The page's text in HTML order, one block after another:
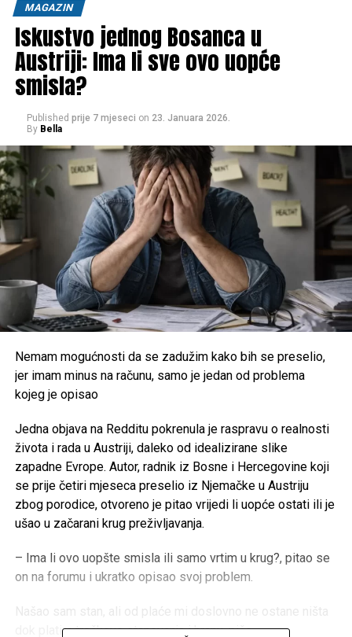
MAGAZIN
Iskustvo jednog Bosanca u
Austriji: Ima li sve ovo uopće
smisla?
Published prije 7 mjeseci on 23. Januara 2026.
By Bella
Nemam mogućnosti da se zadužim kako bih se preselio,
jer imam minus na računu, samo je jedan od problema
kojeg je opisao
Jedna objava na Redditu pokrenula je raspravu o realnosti
života i rada u Austriji, daleko od idealizirane slike
zapadne Evrope. Autor, radnik iz Bosne i Hercegovine koji
se prije četiri mjeseca preselio iz Njemačke u Austriju
zbog porodice, otvoreno je pitao vrijedi li uopće ostati ili je
ušao u začarani krug preživljavanja.
– Ima li ovo uopšte smisla ili samo vrtim u krug?, pitao se
on na forumu i ukratko opisao svoj problem.
Našao sam stan, ali od plaće mi doslovno ne ostane ništa
dok platim troškove stanovanja i hranu, piše.